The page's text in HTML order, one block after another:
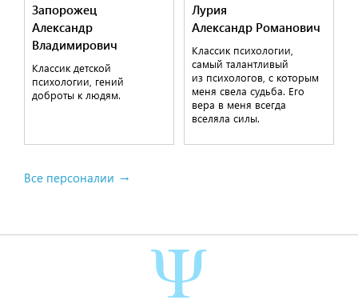
Запорожец
Александр
Владимирович
Классик детской
психологии, гений
доброты к людям.
Лурия
Александр Романович
Классик психологии,
самый талантливый
из психологов, с которым
меня свела судьба. Его
вера в меня всегда
вселяла силы.
Все персоналии